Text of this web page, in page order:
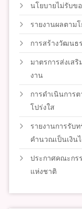
นโยบายไม่รับข
รายงานผลตาม
การสร้างวัฒนธ
มาตรการส่งเส
งาน
การดำเนินการ
โปร่งใส
รายงานการรับ
คำนวณเป็นเงิน
ประกาศคณะกร
แห่งชาติ